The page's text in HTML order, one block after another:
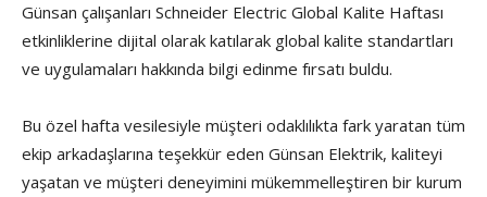
Günsan çalışanları Schneider Electric Global Kalite Haftası
etkinliklerine dijital olarak katılarak global kalite standartları
ve uygulamaları hakkında bilgi edinme fırsatı buldu.
Bu özel hafta vesilesiyle müşteri odaklılıkta fark yaratan tüm
ekip arkadaşlarına teşekkür eden Günsan Elektrik, kaliteyi
yaşatan ve müşteri deneyimini mükemmelleştiren bir kurum